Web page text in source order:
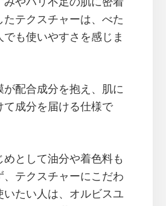
みやハリ不足の肌に密着
たテクスチャーは、べた
も使いやすさを感じま
が配合成分を抱え、肌に
て成分を届ける仕様で
めとして油分や着色料も
、テクスチャーにこだわ
いたい人は、オルビスユ